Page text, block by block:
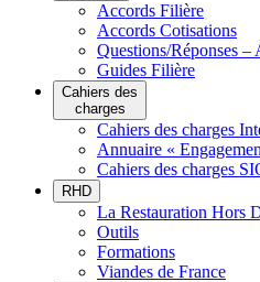
Accords Filière
Accords Cotisations
Questions/Réponses –
Guides Filière
Cahiers des
charges
Cahiers des charges
Annuaire «
Cahiers des charges
RHD
La Restauration Hors
Outils
Formations
Viandes de France